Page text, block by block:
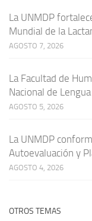
La UNMDP
Mundial de la
AGOSTO 7, 2026
La Facultad de
Nacional de
AGOSTO 5, 2026
La UNMDP
Autoevaluación y
AGOSTO 4, 2026
OTROS TEMAS